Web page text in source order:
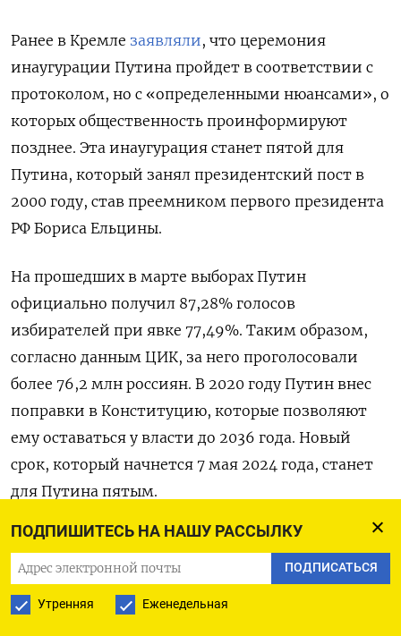
ПОДПИШИТЕСЬ НА НАШУ РАССЫЛКУ
ПОДПИСАТЬСЯ
Утренняя Еженедельная
Ранее в Кремле заявляли, что церемония
инаугурации Путина пройдет в соответствии с
протоколом, но с «определенными нюансами», о
которых общественность проинформируют
позднее. Эта инаугурация станет пятой для
Путина, который занял президентский пост в
2000 году, став преемником первого президента
РФ Бориса Ельцины.
На прошедших в марте выборах Путин
официально получил 87,28% голосов
избирателей при явке 77,49%. Таким образом,
согласно данным ЦИК, за него проголосовали
более 76,2 млн россиян. В 2020 году Путин внес
поправки в Конституцию, которые позволяют
ему оставаться у власти до 2036 года. Новый
срок, который начнется 7 мая 2024 года, станет
для Путина пятым.
ПОДПИСАТЬСЯ НА ТЕЛЕГРАМ